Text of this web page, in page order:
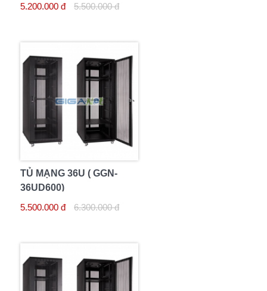
5.200.000 đ
5.500.000 đ
TỦ MẠNG 36U ( GGN-
36UD600)
5.500.000 đ
6.300.000 đ